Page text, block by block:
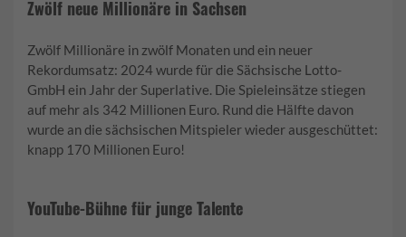
Zwölf neue Millionäre in Sachsen
Zwölf Millionäre in zwölf Monaten und ein neuer
Rekordumsatz: 2024 wurde für die Sächsische Lotto-
GmbH ein Jahr der Superlative. Die Spieleinsätze stiegen
auf mehr als 342 Millionen Euro. Rund die Hälfte davon
wurde an die sächsischen Mitspieler wieder ausgeschüttet:
knapp 170 Millionen Euro!
YouTube-Bühne für junge Talente